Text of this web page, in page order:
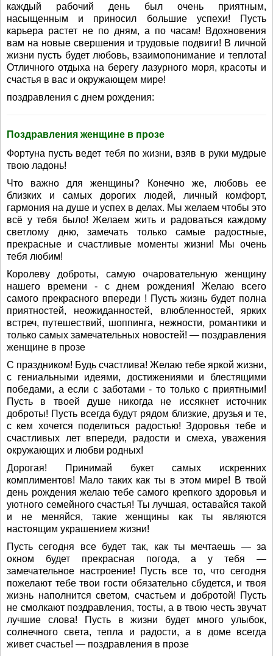
каждый рабочий день был очень приятным,
насыщенным и приносил большие успехи! Пусть
карьера растет не по дням, а по часам! Вдохновения
вам на новые свершения и трудовые подвиги! В личной
жизни пусть будет любовь, взаимопонимание и теплота!
Отличного отдыха на берегу лазурного моря, красоты и
счастья в вас и окружающем мире!
поздравления с днем рождения:
Поздравления женщине в прозе
Фортуна пусть ведет тебя по жизни, взяв в руки мудрые
твою ладонь!
Что важно для женщины? Конечно же, любовь ее
близких и самых дорогих людей, личный комфорт,
гармония на душе и успех в делах. Мы желаем чтобы это
всё у тебя было! Желаем жить и радоваться каждому
светлому дню, замечать только самые радостные,
прекрасные и счастливые моменты жизни! Мы очень
тебя любим!
Королеву доброты, самую очаровательную женщину
нашего времени - с днем рождения! Желаю всего
самого прекрасного впереди ! Пусть жизнь будет полна
приятностей, неожиданностей, влюбленностей, ярких
встреч, путешествий, шоппинга, нежности, романтики и
только самых замечательных новостей! — поздравления
женщине в прозе
С праздником! Будь счастлива! Желаю тебе яркой жизни,
с гениальными идеями, достижениями и блестящими
победами, а если с заботами - то только с приятными!
Пусть в твоей душе никогда не иссякнет источник
доброты! Пусть всегда будут рядом близкие, друзья и те,
с кем хочется поделиться радостью! Здоровья тебе и
счастливых лет впереди, радости и смеха, уважения
окружающих и любви родных!
Дорогая! Принимай букет самых искренних
комплиментов! Мало таких как ты в этом мире! В твой
день рождения желаю тебе самого крепкого здоровья и
уютного семейного счастья! Ты лучшая, оставайся такой
и не меняйся, такие женщины как ты являются
настоящим украшением жизни!
Пусть сегодня все будет так, как ты мечтаешь — за
окном будет прекрасная погода, а у тебя —
замечательное настроение! Пусть все то, что сегодня
пожелают тебе твои гости обязательно сбудется, и твоя
жизнь наполнится светом, счастьем и добротой! Пусть
не смолкают поздравления, тосты, а в твою честь звучат
лучшие слова! Пусть в жизни будет много улыбок,
солнечного света, тепла и радости, а в доме всегда
живет счастье! — поздравления в прозе